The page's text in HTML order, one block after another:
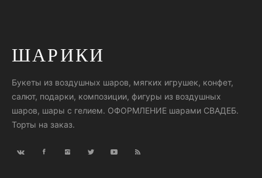
ШАРИКИ
Букеты из воздушных шаров, мягких игрушек, конфет,
салют, подарки, композиции, фигуры из воздушных
шаров, шары с гелием. ОФОРМЛЕНИЕ шарами СВАДЕБ.
Торты на заказ.